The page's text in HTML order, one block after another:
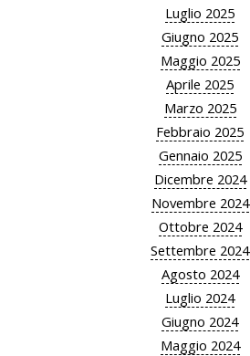
Luglio 2025
Giugno 2025
Maggio 2025
Aprile 2025
Marzo 2025
Febbraio 2025
Gennaio 2025
Dicembre 2024
Novembre 2024
Ottobre 2024
Settembre 2024
Agosto 2024
Luglio 2024
Giugno 2024
Maggio 2024